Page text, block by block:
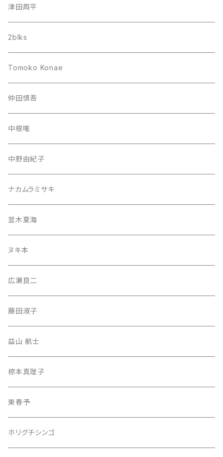
津田周平
2blks
Tomoko Konae
仲田慎吾
中根唯
中野由紀子
ナカムラミサキ
並木夏海
ヌキ本
広瀬良二
藤田淑子
益山 航士
椋本真理子
東春予
ホリグチシンゴ